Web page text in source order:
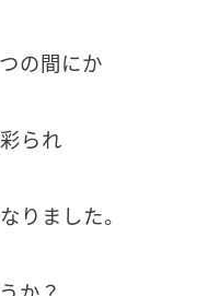
の間にか
られ
りました。